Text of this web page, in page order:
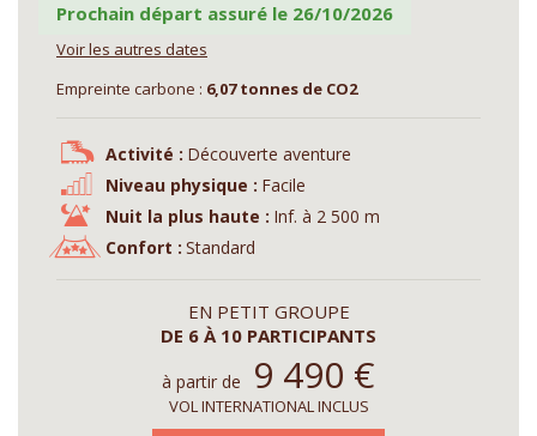
Prochain départ assuré le 26/10/2026
Voir les autres dates
Empreinte carbone : 6,07 tonnes de CO2
Activité : Découverte aventure
Niveau physique : Facile
Nuit la plus haute : Inf. à 2 500 m
Confort : Standard
EN PETIT GROUPE
DE 6 À 10 PARTICIPANTS
à partir de 9 490 €
VOL INTERNATIONAL INCLUS